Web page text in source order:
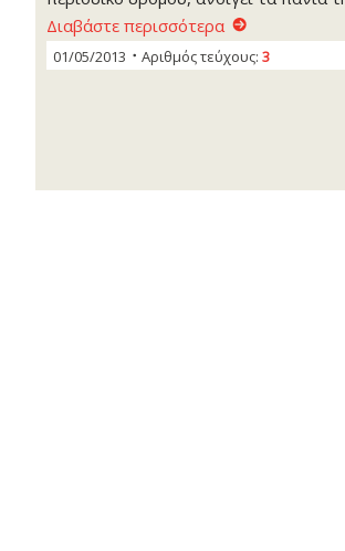
Διαβάστε περισσότερα
01/05/2013 Αριθμός τεύχους: 3